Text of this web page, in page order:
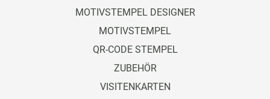
MOTIVSTEMPEL DESIGNER
MOTIVSTEMPEL
QR-CODE STEMPEL
ZUBEHÖR
VISITENKARTEN